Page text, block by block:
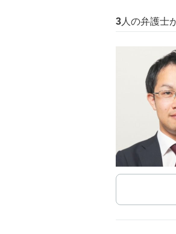
3 人の弁護士